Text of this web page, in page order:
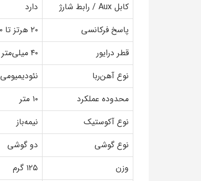
کابل Aux / رابط شارژ
دارد
پاسخ فرکانسی
۲۰ هرتز تا ۲۰ کیلو هرتز
قطر درایور
۴۰ میلی‌متر
نوع آهن‌ربا
نئودیمیومی
محدوده عملکرد
۱۰ متر
نوع آکوستیک
نیمه‌باز
نوع گوشی
دو گوشی
وزن
۱۲۵ گرم